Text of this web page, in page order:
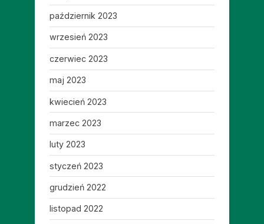
październik 2023
wrzesień 2023
czerwiec 2023
maj 2023
kwiecień 2023
marzec 2023
luty 2023
styczeń 2023
grudzień 2022
listopad 2022